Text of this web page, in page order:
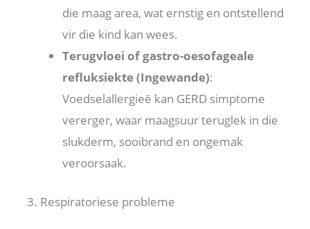
die maag area, wat ernstig en ontstellend
vir die kind kan wees.
Terugvloei of gastro-oesofageale
refluksiekte (Ingewande):
Voedselallergieë kan GERD simptome
vererger, waar maagsuur teruglek in die
slukderm, sooibrand en ongemak
veroorsaak.
3. Respiratoriese probleme